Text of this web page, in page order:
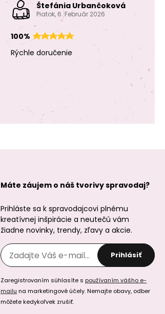
Štefánia Urbančoková
Piatok, 6. Február 2026
100%
Rýchle doručenie
Máte záujem o náš tvorivy spravodaj?
Prihláste sa k spravodajcovi plnému
kreatívnej inšpirácie a neutečú vám
žiadne novinky, trendy, zľavy a akcie.
Prihlásiť
Zaregistrovaním súhlasíte s používaním vášho e-
mailu na marketingové účely. Nemajte obavy, odber
môžete kedykoľvek zrušiť.